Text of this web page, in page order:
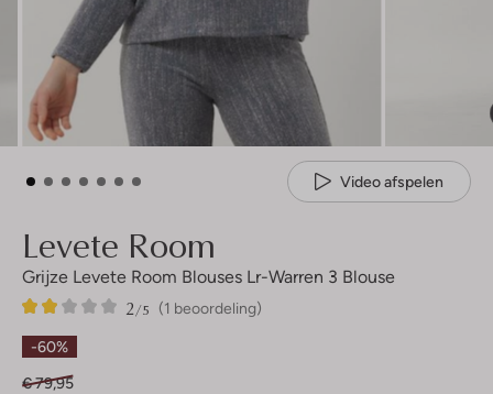
Video afspelen
Levete Room
Grijze Levete Room Blouses Lr-Warren 3 Blouse
(1 beoordeling)
2/5
1
2
Sterren
-60%
€ 79,95